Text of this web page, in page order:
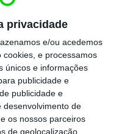
privacidade
e/ou acedemos
e processamos
únicos e informações
publicidade e
publicidade e
desenvolvimento de
os nossos parceiros
de geolocalização
para a
em concreto, a
de Arbitragem
volatilidade,
contribuinte, ora